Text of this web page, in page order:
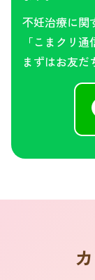
不妊治療に関
「こまクリ
まずはお友だ